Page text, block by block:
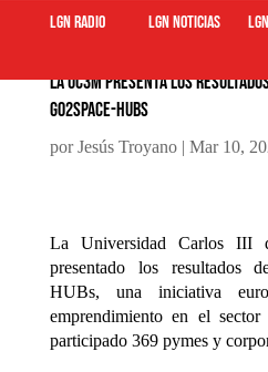
LGN Radio LGN Noticias
La UC3M presenta los
Go2Space-HUBs
porJesús Troyano| Mar 10,
La Universidad Carlos III
presentado los resultados
HUBs, una iniciativa
emprendimiento en el
participado 369 pymes y